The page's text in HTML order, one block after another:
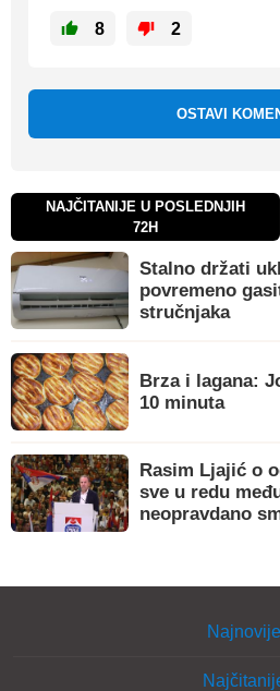
8 2
OSTAVI
NAJČITANIJE U POSLEDNJIH
72H
Stalno držati
povremeno
stručnjaka
Brza i lagana:
10 minuta
Rasim Ljajić o
sve u redu
neopravdano
Najnovije